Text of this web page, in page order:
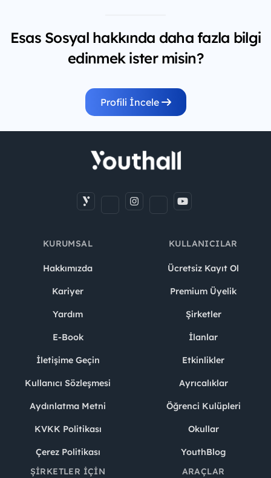
Esas Sosyal hakkında daha fazla bilgi
edinmek ister misin?
Profili İncele
KURUMSAL
Hakkımızda
Kariyer
Yardım
E-Book
İletişime Geçin
Kullanıcı Sözleşmesi
Aydınlatma Metni
KVKK Politikası
Çerez Politikası
KULLANICILAR
Ücretsiz Kayıt Ol
Premium Üyelik
Şirketler
İlanlar
Etkinlikler
Ayrıcalıklar
Öğrenci Kulüpleri
Okullar
YouthBlog
ŞIRKETLER İÇIN
ARAÇLAR